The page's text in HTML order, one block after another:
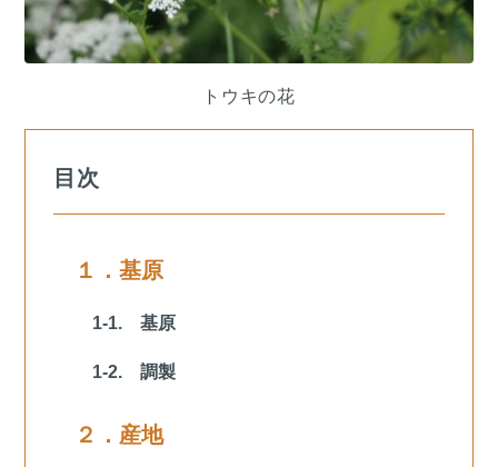
トウキの花
目次
１．基原
1-1. 基原
1-2. 調製
２．産地